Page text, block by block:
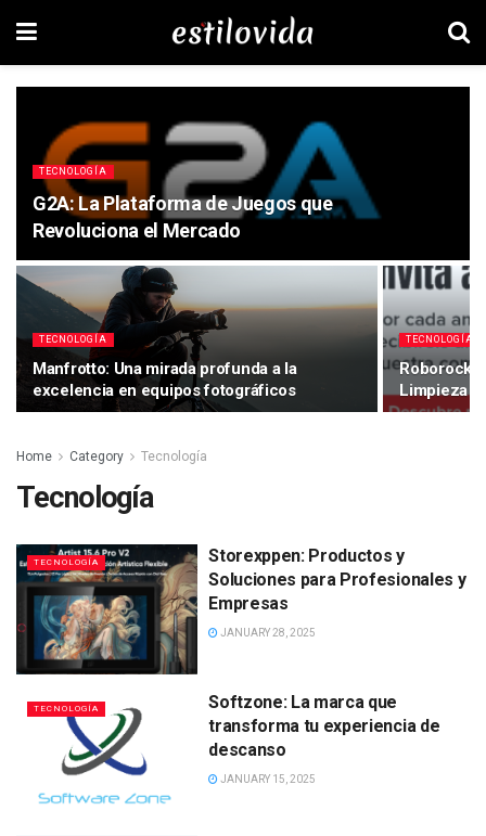
TECNOLOGÍA
G2A: La Plataforma de Juegos que
Revoluciona el Mercado
TECNOLOGÍA
Manfrotto: Una mirada profunda a la
excelencia en equipos fotográficos
TECNOLOGÍA
Roborock:
Limpieza
Home Category Tecnología
Tecnología
TECNOLOGÍA
Storexppen: Productos y
Soluciones para Profesionales y
Empresas
JANUARY 28, 2025
TECNOLOGÍA
Softzone: La marca que
transforma tu experiencia de
descanso
JANUARY 15, 2025